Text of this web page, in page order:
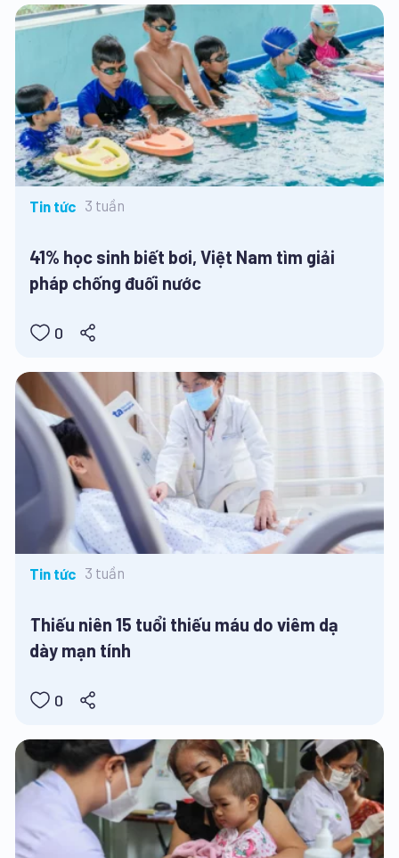
Tin tức 3 tuần
41% học sinh biết bơi, Việt Nam tìm giải
pháp chống đuối nước
0
Tin tức 3 tuần
Thiếu niên 15 tuổi thiếu máu do viêm dạ
dày mạn tính
0